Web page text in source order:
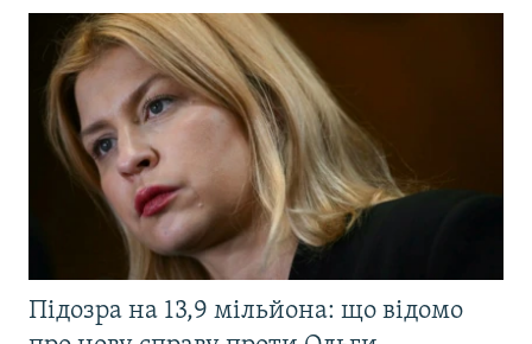
Підозра на 13,9 мільйона: що відомо